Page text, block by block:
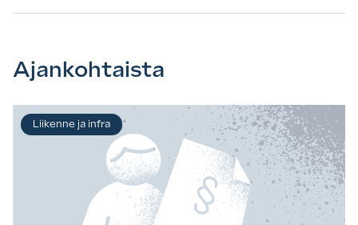
Ajankohtaista
Liikenne ja infra